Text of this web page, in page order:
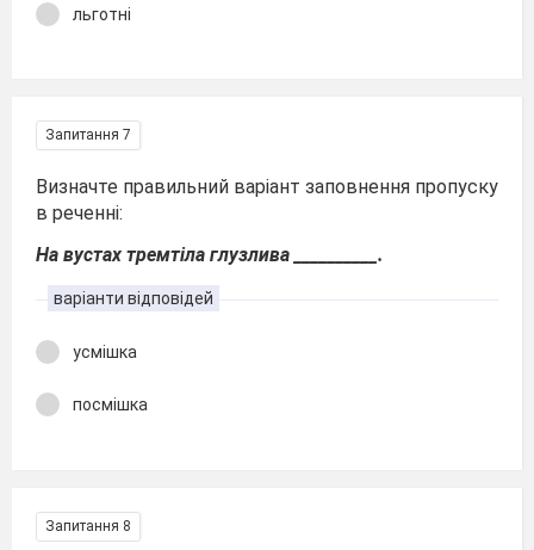
льготні
Запитання 7
Визначте правильний варіант заповнення пропуску
в реченні:
На вустах тремтіла глузлива __________.
варіанти відповідей
усмішка
посмішка
Запитання 8